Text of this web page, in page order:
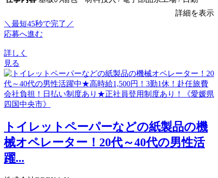
詳細を表示
＼最短45秒で完了／
応募へ進む
詳しく
見る
トイレットペーパーなどの紙製品の機
械オペレーター！20代～40代の男性活
躍...